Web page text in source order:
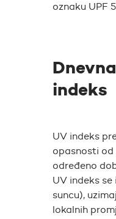
oznaku UPF
indeks
UV indeks
opasnosti od
određeno
UV indeks
suncu),
lokalnih